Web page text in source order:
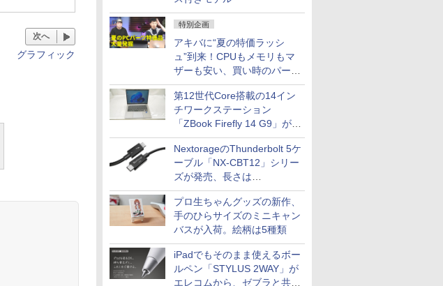
特別企画
アキバに“夏の特価ラッシ
ュ”到来！CPUもメモリもマ
ザーも安い、買い時のパーツ
は？【8月7日(金)22時配信】
第12世代Core搭載の14イン
チワークステーション
「ZBook Firefly 14 G9」が
79,800円！秋葉原で中古PC
セール
NextorageのThunderbolt 5ケ
ーブル「NX-CBT12」シリー
ズが発売、長さは
30cm/50cm/1mの3種類
プロ生ちゃんグッズの新作、
手のひらサイズのミニキャン
バスが入荷。絵柄は5種類
iPadでもそのまま使えるボー
ルペン「STYLUS 2WAY」が
エレコムから、ゼブラと共同
次へ
グラフィック